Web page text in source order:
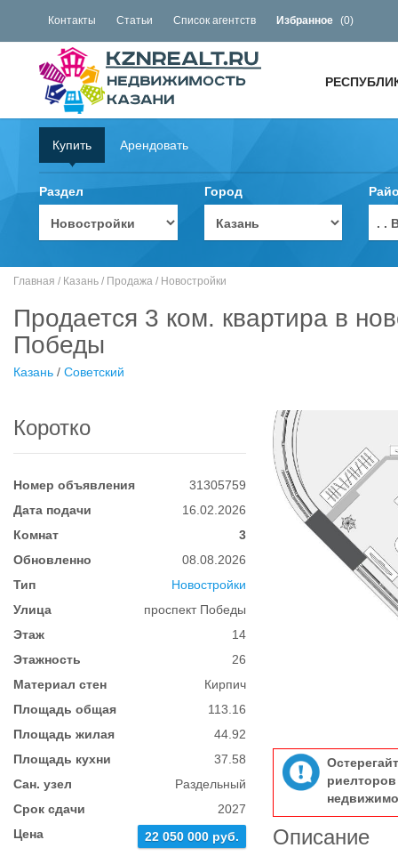
Контакты Статьи Список агентств Избранное (0)
Купить Арендовать
Раздел Город
. .
Главная / Казань / Продажа / Новостройки
Продается 3 ком. квартира в
Победы
Казань / Советский
Коротко
Номер объявления
31305759
Дата подачи
16.02.2026
Комнат
3
Обновленно
08.08.2026
Тип
Новостройки
Улица
проспект Победы
Этаж
14
Этажность
26
Материал стен
Кирпич
Площадь общая
113.16
Площадь жилая
44.92
Площадь кухни
37.58
Сан. узел
Раздельный
Срок сдачи
2027
Цена
22 050 000 руб.
Описание